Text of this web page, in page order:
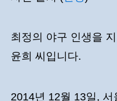
최정의 야구 인생을
윤희 씨입니다.
2014년 12월 13일,